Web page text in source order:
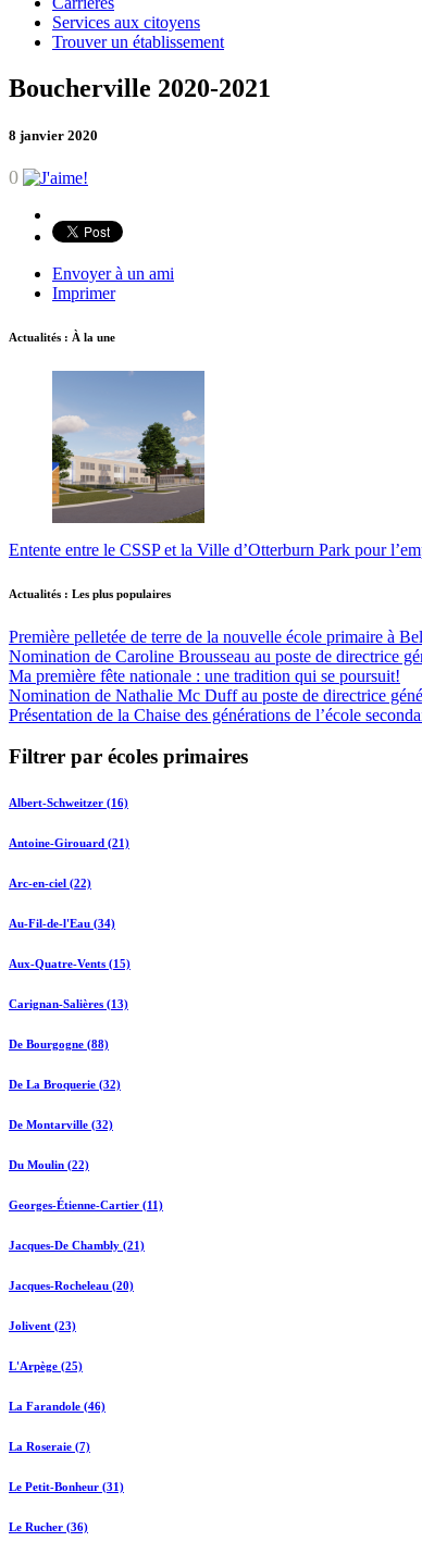
Services aux citoyens
Trouver un établissement
Boucherville 2020-2021
8 janvier 2020
0
Envoyer à un ami
Imprimer
Actualités : À la une
Entente entre le CSSP et la Ville d’Otterburn Park pour
Actualités : Les plus populaires
Première pelletée de terre de la nouvelle école primaire à
Nomination de Caroline Brousseau au poste de directrice
Ma première fête nationale : une tradition qui se poursuit!
Nomination de Nathalie Mc Duff au poste de directrice
Présentation de la Chaise des générations de l’école
Filtrer par écoles primaires
Albert-Schweitzer (16)
Antoine-Girouard (21)
Arc-en-ciel (22)
Au-Fil-de-l'Eau (34)
Aux-Quatre-Vents (15)
Carignan-Salières (13)
De Bourgogne (88)
De La Broquerie (32)
De Montarville (32)
Du Moulin (22)
Georges-Étienne-Cartier (11)
Jacques-De Chambly (21)
Jacques-Rocheleau (20)
Jolivent (23)
L'Arpège (25)
La Farandole (46)
La Roseraie (7)
Le Petit-Bonheur (31)
Le Rucher (36)